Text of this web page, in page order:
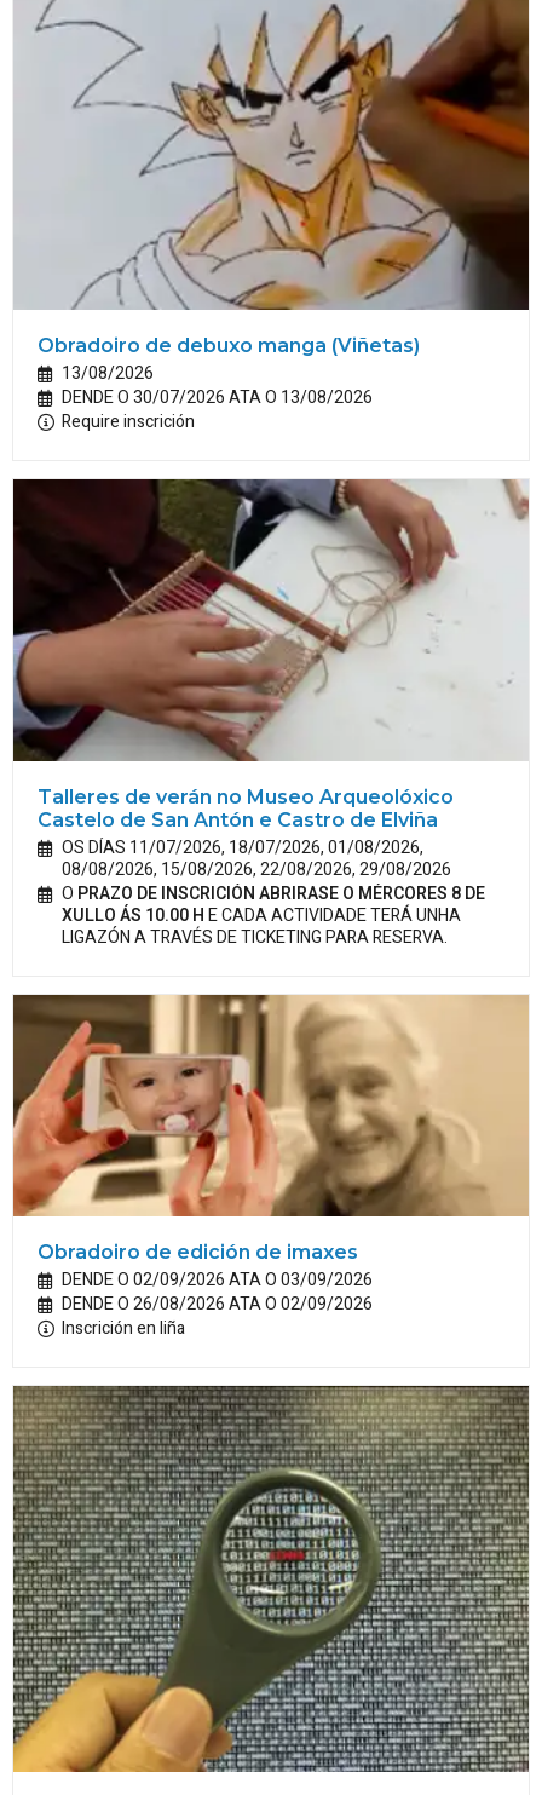
Obradoiro de debuxo manga (Viñetas)
13/08/2026
DENDE O 30/07/2026 ATA O 13/08/2026
Require inscrición
Talleres de verán no Museo Arqueolóxico
Castelo de San Antón e Castro de Elviña
OS DÍAS 11/07/2026, 18/07/2026, 01/08/2026,
08/08/2026, 15/08/2026, 22/08/2026, 29/08/2026
O PRAZO DE INSCRICIÓN ABRIRASE O MÉRCORES 8 DE
XULLO ÁS 10.00 HE CADA ACTIVIDADE TERÁ UNHA
LIGAZÓN A TRAVÉS DE TICKETING PARA RESERVA.
Obradoiro de edición de imaxes
DENDE O 02/09/2026 ATA O 03/09/2026
DENDE O 26/08/2026 ATA O 02/09/2026
Inscrición en liña